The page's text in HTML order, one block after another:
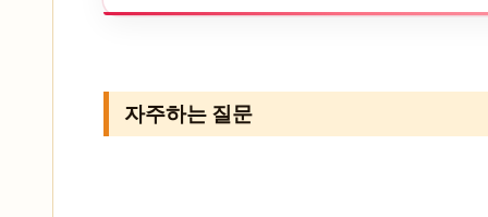
자주하는 질문